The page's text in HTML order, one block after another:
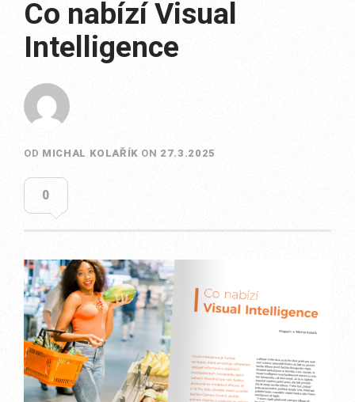
Co nabízí Visual
Intelligence
OD MICHAL KOLAŘÍK ON 27.3.2025
0